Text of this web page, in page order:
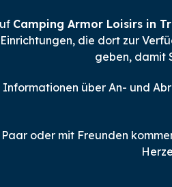
Camping Armor Loisirs in
die dort zur
geben, damit
über An- und
oder mit Freunden